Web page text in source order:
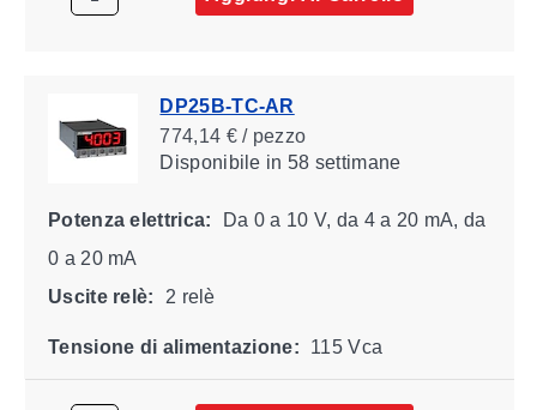
DP25B-TC-AR
774,14 € / pezzo
Disponibile in 58 settimane
Potenza elettrica:
Da 0 a 10 V, da 4 a 20 mA, da
0 a 20 mA
Uscite relè:
2 relè
Tensione di alimentazione: 115 Vca